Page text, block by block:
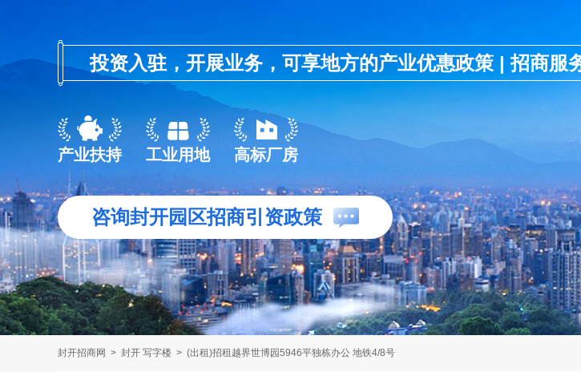
投资入驻，开展业务，可享地方的产业优惠政策 | 招商服
产业扶持 工业用地 高标厂房
咨询封开园区招商引资政策
封开招商网 > 封开 写字楼 > (出租)招租越界世博园5946平独栋办公 地铁4/8号